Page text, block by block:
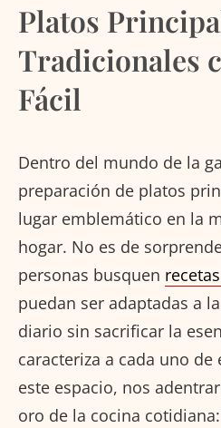
Platos
Tradicionales
Fácil
Dentro del mundo de la
preparación de platos
lugar emblemático en la
hogar. No es de
personas busquen
puedan ser adaptadas a
diario sin sacrificar la
caracteriza a cada uno de
este espacio, nos
oro de la cocina